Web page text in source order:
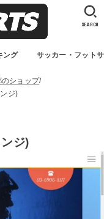
ング サッカー・フット
SEARCH
のショップ
ジ)
ジ)